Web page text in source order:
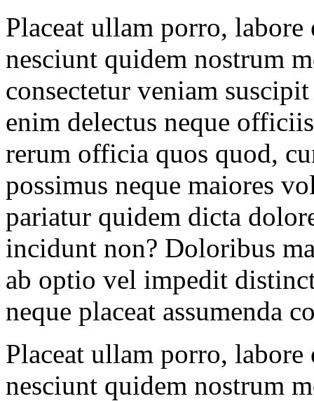
Placeat ullam porro, labore
nesciunt quidem nostrum
consectetur veniam
enim delectus neque
rerum officia quos quod,
possimus neque maiores
pariatur quidem dicta
incidunt non? Doloribus
ab optio vel impedit
neque placeat assumenda
Placeat ullam porro, labore
nesciunt quidem nostrum